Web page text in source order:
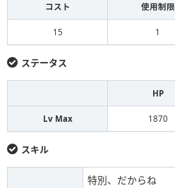
コスト 使用制限
15 1
ステータス
HP
Lv Max 1870
スキル
特別、だからね